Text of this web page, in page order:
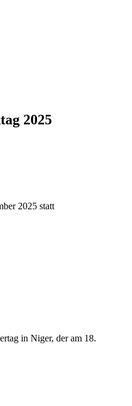
2025
2025 statt
in Niger, der am 18.